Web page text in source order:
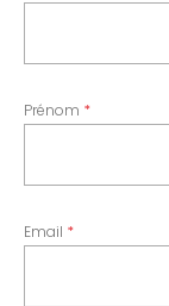
Prénom
Email